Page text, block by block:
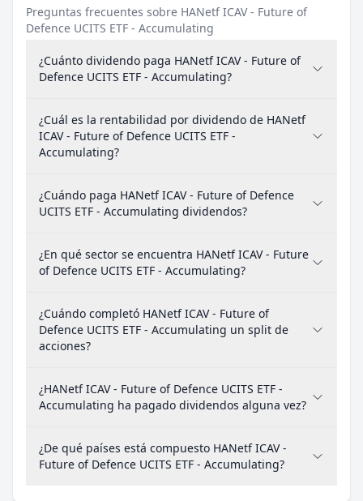
Preguntas frecuentes sobre HANetf ICAV - Future of
Defence UCITS ETF - Accumulating
¿Cuánto dividendo paga HANetf ICAV - Future of
Defence UCITS ETF - Accumulating?
¿Cuál es la rentabilidad por dividendo de HANetf
ICAV - Future of Defence UCITS ETF -
Accumulating?
¿Cuándo paga HANetf ICAV - Future of Defence
UCITS ETF - Accumulating dividendos?
¿En qué sector se encuentra HANetf ICAV - Future
of Defence UCITS ETF - Accumulating?
¿Cuándo completó HANetf ICAV - Future of
Defence UCITS ETF - Accumulating un split de
acciones?
¿HANetf ICAV - Future of Defence UCITS ETF -
Accumulating ha pagado dividendos alguna vez?
¿De qué países está compuesto HANetf ICAV -
Future of Defence UCITS ETF - Accumulating?